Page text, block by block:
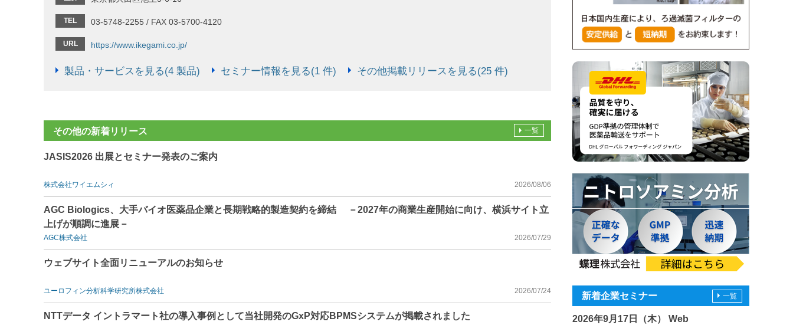
TEL 03-5748-2255 / FAX 03-5700-4120
URL https://www.ikegami.co.jp/
製品・サービスを見る(4 製品) セミナー情報を見る(1 件) その他掲載リリースを見る(25 件)
その他の新着リリース
JASIS2026 出展とセミナー発表のご案内
株式会社ワイエムシィ 2026/08/06
AGC Biologics、大手バイオ医薬品企業と長期戦略的製造契約を締結 －2027年の商業生産開始に向け、横浜サイト立
上げが順調に進展－
AGC株式会社 2026/07/29
ウェブサイト全面リニューアルのお知らせ
ユーロフィン分析科学研究所株式会社 2026/07/24
NTTデータ イントラマート社の導入事例として当社開発のGxP対応BPMSシステムが掲載されました
一覧
新着企業セミナー
2026年9月17日（木） Web
一覧